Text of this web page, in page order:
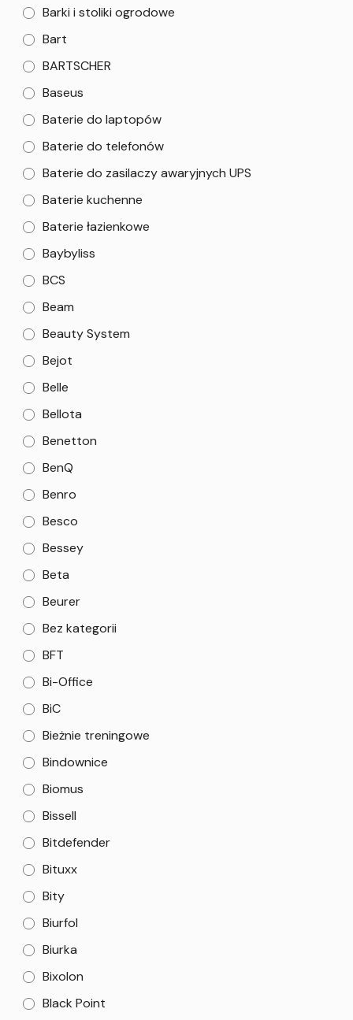
Barki i stoliki ogrodowe
Bart
BARTSCHER
Baseus
Baterie do laptopów
Baterie do telefonów
Baterie do zasilaczy awaryjnych UPS
Baterie kuchenne
Baterie łazienkowe
Baybyliss
BCS
Beam
Beauty System
Bejot
Belle
Bellota
Benetton
BenQ
Benro
Besco
Bessey
Beta
Beurer
Bez kategorii
BFT
Bi-Office
BiC
Bieżnie treningowe
Bindownice
Biomus
Bissell
Bitdefender
Bituxx
Bity
Biurfol
Biurka
Bixolon
Black Point